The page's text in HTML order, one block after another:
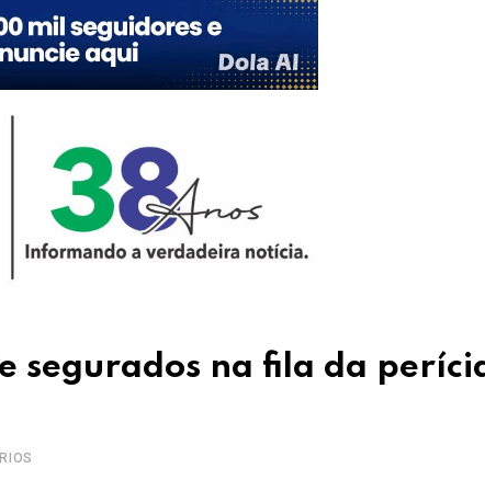
segurados na fila da